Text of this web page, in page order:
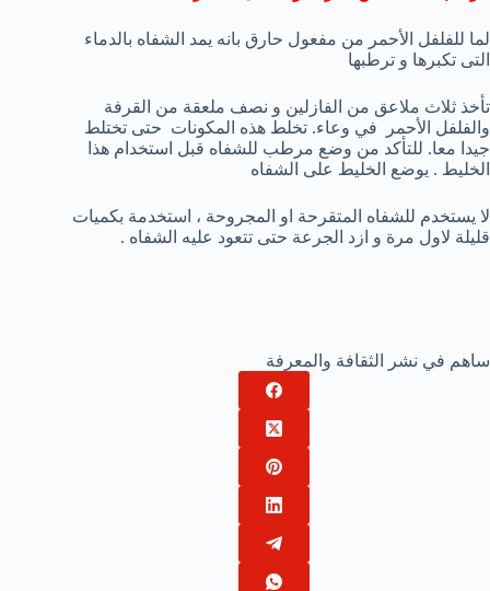
لما للفلفل الأحمر من مفعول حارق بانه يمد الشفاه بالدماء
التى تكبرها و ترطبها
تأخذ ثلاث ملاعق من الفازلين و نصف ملعقة من القرفة
والفلفل الأحمر في وعاء. تخلط هذه المكونات حتى تختلط
جيدا معا. للتأكد من وضع مرطب للشفاه قبل استخدام هذا
الخليط . يوضع الخليط على الشفاه
لا يستخدم للشفاه المتقرحة او المجروحة ، استخدمة بكميات
قليلة لاول مرة و ازد الجرعة حتى تتعود عليه الشفاه .
ساهم في نشر الثقافة والمعرفة